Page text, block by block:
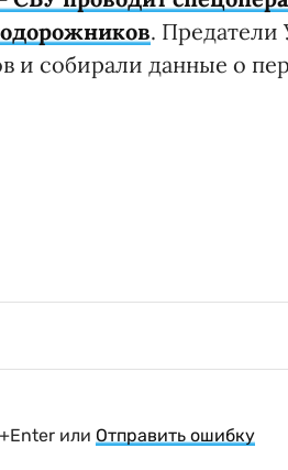
. Предатели
и собирали данные о
или Отправить ошибку